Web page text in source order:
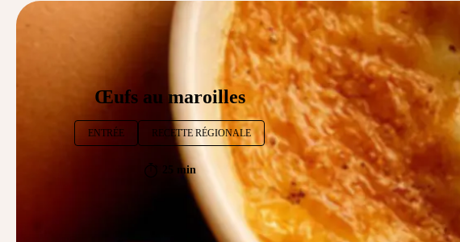
Œufs au maroilles
ENTRÉE RECETTE RÉGIONALE
25 min